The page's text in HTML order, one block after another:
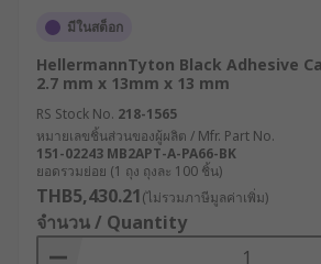
มีในสต็อก
HellermannTyton Black Adhesive
2.7 mm x 13mm x 13 mm
RS Stock No. 218-1565
หมายเลขชิ้นส่วนของผู้ผลิต / Mfr. Part No.
151-02243 MB2APT-A-PA66-BK
ยอดรวมย่อย (1 ถุง ถุงละ 100 ชิ้น)
THB5,430.21(ไม่รวมภาษีมูลค่าเพิ่ม)
จำนวน / Quantity